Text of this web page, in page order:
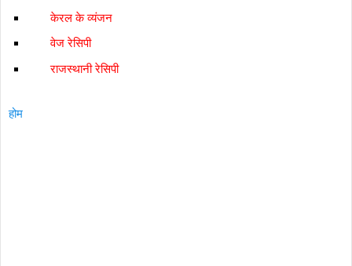
केरल के व्यंजन
वेज रेसिपी
राजस्‍थानी रेसिपी
होम